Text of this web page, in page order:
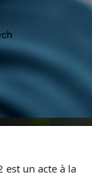
est un acte à la